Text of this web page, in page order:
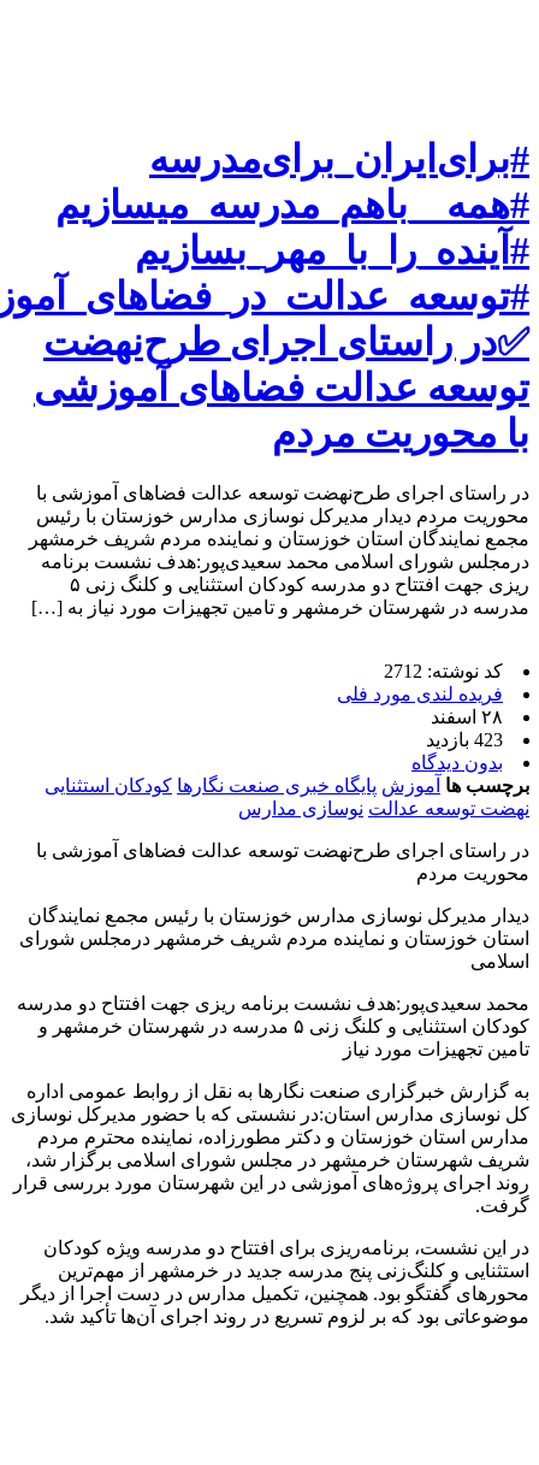
#برای‌ایران_برای‌مدرسه
#همه__باهم_مدرسه_میسازیم
#آینده_را_با_مهر_بسازیم
✅در راستای اجرای طرح‌نهضت
توسعه عدالت فضاهای آموزشی
با محوریت مردم
در راستای اجرای طرح‌نهضت توسعه عدالت فضاهای آموزشی با
محوریت مردم دیدار مدیرکل نوسازی مدارس خوزستان با رئیس
مجمع نمایندگان استان خوزستان و نماینده مردم شریف خرمشهر
درمجلس شورای اسلامی محمد سعیدی‌پور:هدف نشست برنامه
ریزی جهت افتتاح دو مدرسه کودکان استثنایی و کلنگ زنی ۵
مدرسه در شهرستان خرمشهر و تامین تجهیزات مورد نیاز به […]
کد نوشته: 2712
فریده لندی مورد فلی
۲۸ اسفند
423 بازدید
بدون دیدگاه
برچسب ها آموزش پایگاه خبری صنعت نگارها کودکان استثنایی
نهضت توسعه عدالت نوسازی مدارس
در راستای اجرای طرح‌نهضت توسعه عدالت فضاهای آموزشی با
محوریت مردم
دیدار مدیرکل نوسازی مدارس خوزستان با رئیس مجمع نمایندگان
استان خوزستان و نماینده مردم شریف خرمشهر درمجلس شورای
اسلامی
محمد سعیدی‌پور:هدف نشست برنامه ریزی جهت افتتاح دو مدرسه
کودکان استثنایی و کلنگ زنی ۵ مدرسه در شهرستان خرمشهر و
تامین تجهیزات مورد نیاز
به گزارش خبرگزاری صنعت نگارها به نقل از روابط عمومی اداره
کل نوسازی مدارس استان:در نشستی که با حضور مدیرکل نوسازی
مدارس استان خوزستان و دکتر مطورزاده، نماینده محترم مردم
شریف شهرستان خرمشهر در مجلس شورای اسلامی برگزار شد،
روند اجرای پروژه‌های آموزشی در این شهرستان مورد بررسی قرار
گرفت.
در این نشست، برنامه‌ریزی برای افتتاح دو مدرسه ویژه کودکان
استثنایی و کلنگ‌زنی پنج مدرسه جدید در خرمشهر از مهم‌ترین
محورهای گفتگو بود. همچنین، تکمیل مدارس در دست اجرا از دیگر
موضوعاتی بود که بر لزوم تسریع در روند اجرای آن‌ها تأکید شد.